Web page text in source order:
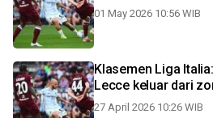
01 May 2026 10:56 WIB
Klasemen Liga
Lecce keluar dari
27 April 2026 10:26 WIB